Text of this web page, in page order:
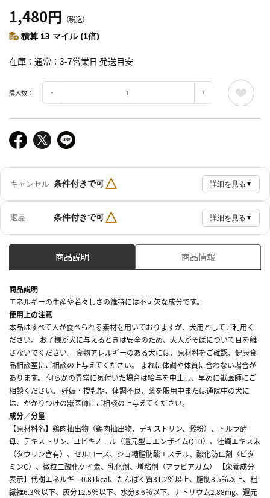
1,480円 （税込）
積算 13 マイル (1倍)
在庫 通常：3-7営業日 発送目安
購入数：
キャンセル 条件付きで可△ 詳細を見る ▼
返品 条件付きで可△ 詳細を見る ▼
商品説明 商品情報
商品説明
エネルギーの生産や若々しさの維持には不可欠な成分です。
使用上の注意
本品はすべて人が食べられる素材を用いておりますが、犬用としてご利用く
ださい。 お子様が犬に与えるときは安全のため、大人がそばについて目を離
さないでください。 食物アレルギーのある犬には、原材料をご確認、健康食
品相談室にご相談の上与えてください。 まれに体調や体質に合わない場合が
あります。 何らかの異常に気付いた場合は給与を中止し、早めに獣医師にご
相談ください。 妊娠・授乳期、体調不良、薬を服用中または通院中の犬に
は、かかりつけの獣医師にご相談の上与えてください。
成分／分量
【原材料名】鶏肉抽出物（鶏肉抽出物、デキストリン、澱粉）、トルラ酵
母、デキストリン、ユビキノール（還元型コエンザイムQ10）、牡蠣エキス末
（タウリン含有）、セルロース、ショ糖脂肪酸エステル、酸化防止剤（ビタ
ミンC）、微粒二酸化ケイ素、乳化剤、増粘剤（アラビアガム） 【栄養成分
表示】代謝エネルギー0.81kcal、たんぱく質31.2％以上、脂肪8.5％以上、粗
繊維6.3％以下、灰分12.5％以下、水分8.6％以下、ナトリウム2.88mg、還元